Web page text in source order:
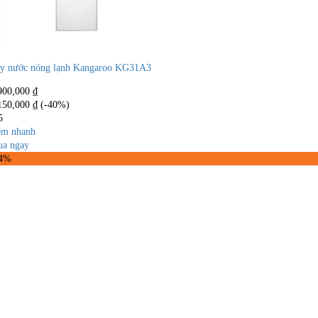
nước nóng lạnh Kangaroo KG31A3
₫
₫ (-40%)
nhanh
ngay